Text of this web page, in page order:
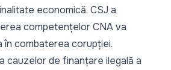
economică. CSJ a
competențelor CNA va
combaterea corupției.
cauzelor de finanțare ilegală a